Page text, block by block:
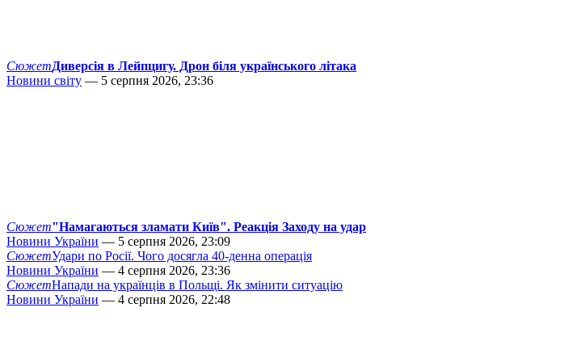
СюжетДиверсія в Лейпцигу. Дрон біля українського літака
Новини світу — 5 серпня 2026, 23:36
Сюжет"Намагаються зламати Київ". Реакція Заходу на удар
Новини України — 5 серпня 2026, 23:09
СюжетУдари по Росії. Чого досягла 40-денна операція
Новини України — 4 серпня 2026, 23:36
СюжетНапади на українців в Польщі. Як змінити ситуацію
Новини України — 4 серпня 2026, 22:48